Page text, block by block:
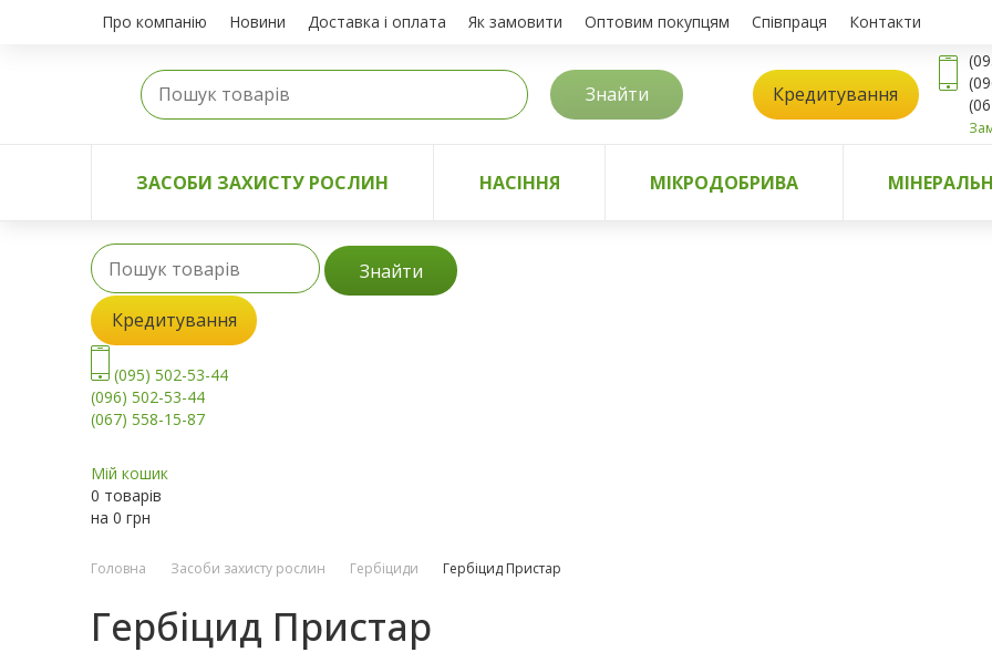
Про компанію Новини Доставка і оплата Як замовити Оптовим покупцям Співпраця Контакти
Знайти Кредитування
ЗАСОБИ ЗАХИСТУ РОСЛИН НАСІННЯ МІКРОДОБРИВА
Знайти
Кредитування
(095) 502-53-44
(096) 502-53-44
(067) 558-15-87
Мій кошик
0 товарів
на 0 грн
Головна Засоби захисту рослин Гербіциди Гербіцид Пристар
Гербіцид Пристар